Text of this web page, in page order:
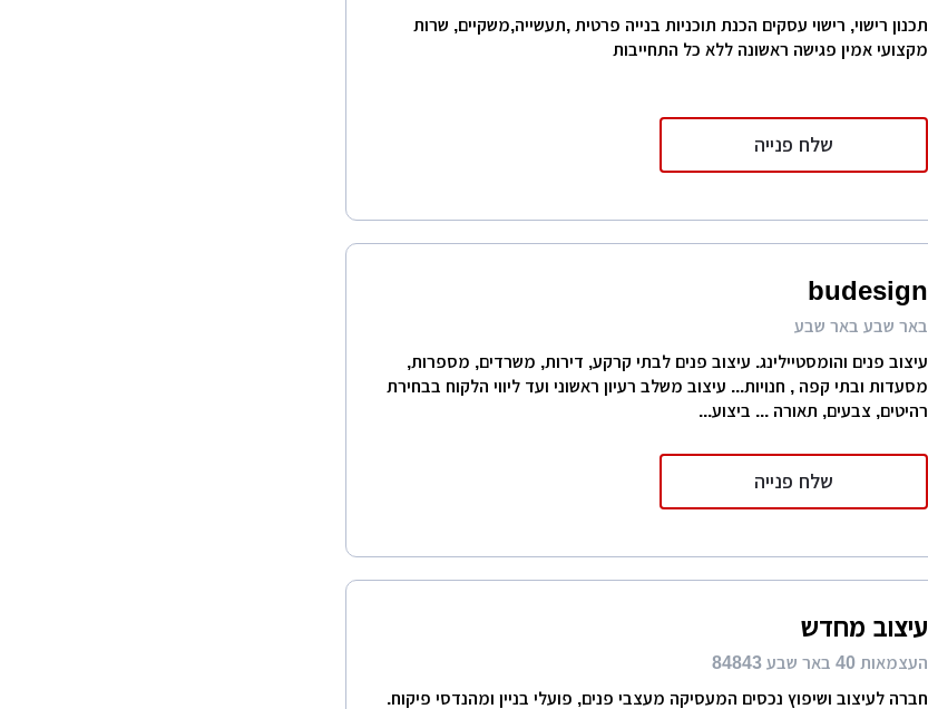
תכנון רישוי, רישוי עסקים הכנת תוכניות בנייה פרטית ,תעשייה,משקיים, שרות
מקצועי אמין פגישה ראשונה ללא כל התחייבות
שלח פנייה
budesign
באר שבע באר שבע
עיצוב פנים והומסטיילינג. עיצוב פנים לבתי קרקע, דירות, משרדים, מספרות,
מסעדות ובתי קפה , חנויות... עיצוב משלב רעיון ראשוני ועד ליווי הלקוח בבחירת
רהיטים, צבעים, תאורה ... ביצוע...
שלח פנייה
עיצוב מחדש
העצמאות 40 באר שבע 84843
חברה לעיצוב ושיפוץ נכסים המעסיקה מעצבי פנים, פועלי בניין ומהנדסי פיקוח.